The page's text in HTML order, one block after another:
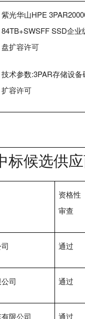
紫光华山HPE
84TB+SWSFF SSD企业
盘扩容许可
技术参数:3PAR存储设备
扩容许可
标候选供
资格性
审查
通过
司 通过
限公司 通过